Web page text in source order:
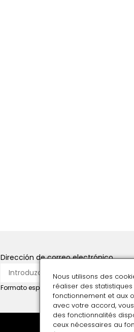
Dirección de correo electrónico
Formato esperado: nombre@dominio.es
Nous utilisons des
réaliser des
fonctionnement et aux
avec votre accord,
des fonctionnalités
ceux nécessaires au